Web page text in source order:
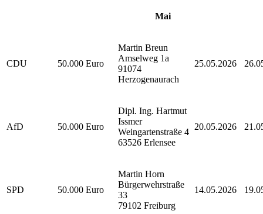
Mai
CDU 50.000 Euro
Martin Breun
Amselweg 1a
91074
Herzogenaurach
25.05.2026
AfD 50.000 Euro
Dipl. Ing. Hartmut
Issmer
Weingartenstraße 4
63526 Erlensee
20.05.2026
SPD 50.000 Euro
Martin Horn
Bürgerwehrstraße
33
79102 Freiburg
14.05.2026